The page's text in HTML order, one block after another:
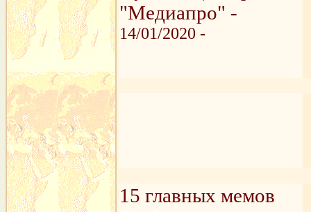
"Медиапро" -
14/01/2020 -
15 главных мемов